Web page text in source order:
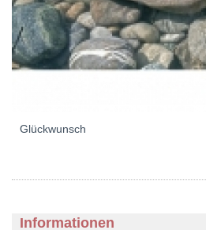
Glückwunsch
Informationen